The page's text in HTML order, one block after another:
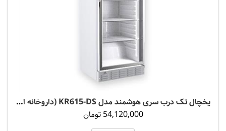
یخچال تک درب سری هوشمند مدل KR615-DS (داروخانه ای)
54,120,000 تومان